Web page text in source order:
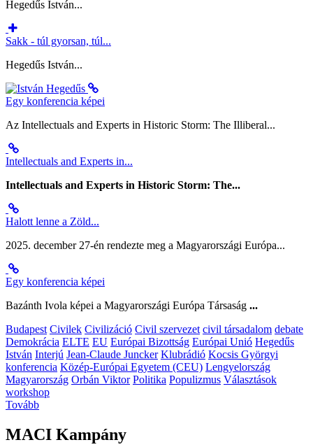
Hegedűs István...
Sakk - túl gyorsan, túl...
Hegedűs István...
Egy konferencia képei
Az Intellectuals and Experts in Historic Storm: The Illiberal...
Intellectuals and Experts in...
Intellectuals and Experts in Historic Storm: The...
Halott lenne a Zöld...
2025. december 27-én rendezte meg a Magyarországi Európa...
Egy konferencia képei
Bazánth Ivola képei a Magyarországi Európa Társaság ...
Budapest Civilek Civilizáció Civil szervezet civil társadalom debate
Demokrácia ELTE EU Európai Bizottság Európai Unió Hegedűs
István Interjú Jean-Claude Juncker Klubrádió Kocsis Györgyi
konferencia Közép-Európai Egyetem (CEU) Lengyelország
Magyarország Orbán Viktor Politika Populizmus Választások
workshop
Tovább
MACI Kampány